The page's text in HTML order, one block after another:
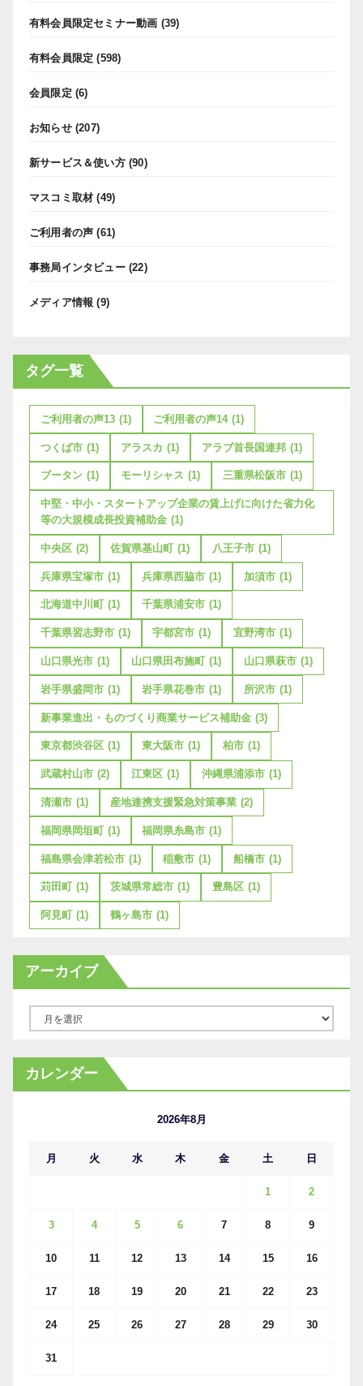
有料会員限定セミナー動画 (39)
有料会員限定 (598)
会員限定 (6)
お知らせ(207)
新サービス＆使い方(90)
マスコミ取材 (49)
ご利用者の声 (61)
事務局インタビュー(22)
メディア情報 (9)
タグ一覧
ご利用者の声13 (1) ご利用者の声14 (1)
つくば市 (1) アラスカ (1) アラブ首長国連邦 (1)
ブータン (1) モーリシャス (1) 三重県松阪市 (1)
中堅・中小・スタートアップ企業の賃上げに向けた省力化
等の大規模成長投資補助金 (1)
中央区 (2) 佐賀県基山町 (1) 八王子市 (1)
兵庫県宝塚市 (1) 兵庫県西脇市 (1) 加須市 (1)
北海道中川町 (1) 千葉県浦安市 (1)
千葉県習志野市 (1) 宇都宮市 (1) 宜野湾市 (1)
山口県光市 (1) 山口県田布施町 (1) 山口県萩市 (1)
岩手県盛岡市 (1) 岩手県花巻市 (1) 所沢市 (1)
新事業進出・ものづくり商業サービス補助金 (3)
東京都渋谷区 (1) 東大阪市 (1) 柏市 (1)
武蔵村山市 (2) 江東区 (1) 沖縄県浦添市 (1)
清瀬市 (1) 産地連携支援緊急対策事業 (2)
福岡県岡垣町 (1) 福岡県糸島市 (1)
福島県会津若松市 (1) 稲敷市 (1) 船橋市 (1)
苅田町 (1) 茨城県常総市 (1) 豊島区 (1)
阿見町 (1) 鶴ヶ島市 (1)
アーカイブ
カ
イ
カレンダー
2026年8月
月 火 水 木 金 土 日
1 2
3 4 5 6 7 8 9
10 11 12 13 14 15 16
17 18 19 20 21 22 23
24 25 26 27 28 29 30
31